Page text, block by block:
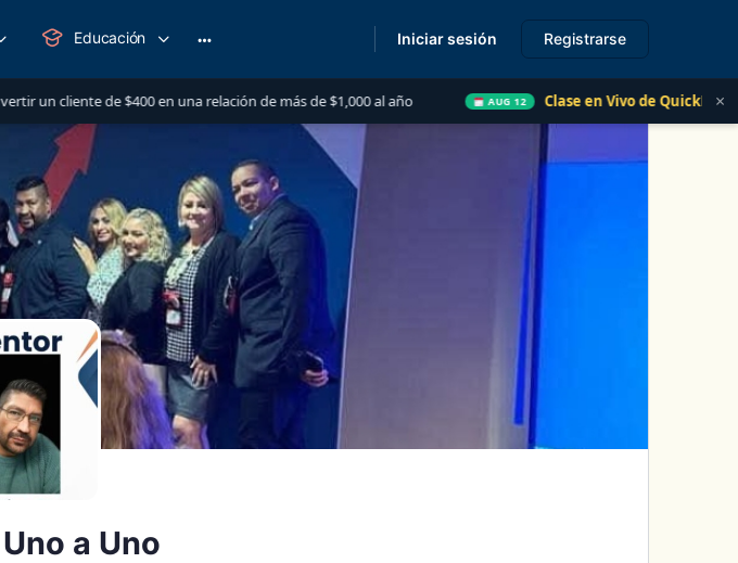
de $400 en una relación de más de $1,000 al año Clase en Vivo de QuickBooks ×
Educación
options
Iniciar sesión Registrarse
a Uno